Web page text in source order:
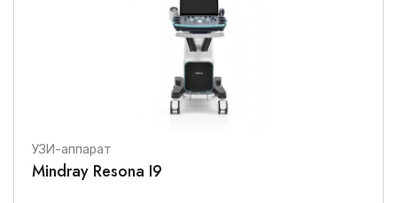
УЗИ-аппарат
Mindray Resona I9